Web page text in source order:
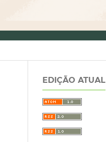
EDIÇÃO ATUAL